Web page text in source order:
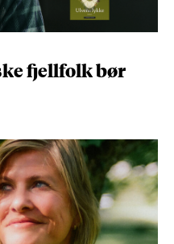
fjellfolk bør